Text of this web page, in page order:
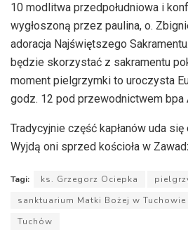
10 modlitwa przedpołudniowa i
wygłoszoną przez paulina, o.
adoracja Najświętszego
będzie skorzystać z sakramentu
moment pielgrzymki to uroczysta
godz. 12 pod przewodnictwem bpa
Tradycyjnie część kapłanów uda
Wyjdą oni sprzed kościoła w
Tagi: ks. Grzegorz Ociepka
sanktuarium Matki Bożej w Tuchowie
Tuchów